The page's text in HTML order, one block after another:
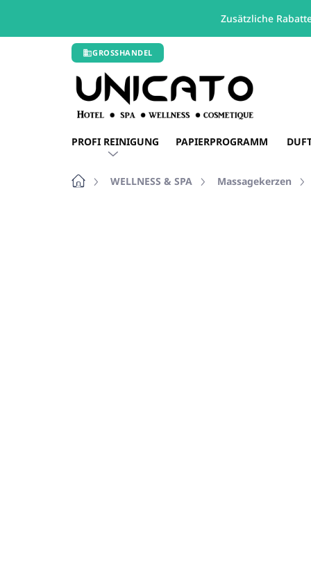
Zusätzliche
Zum
GROSSHANDEL
PROFI REINIGUNG PAPIERPROGRAMM
StartseiteWELLNESS & SPA Massagekerzen